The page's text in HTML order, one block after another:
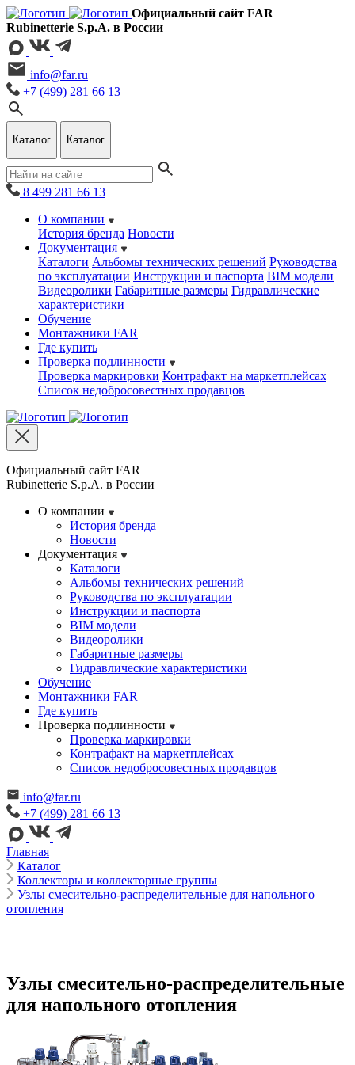
Официальный сайт FAR
Rubinetterie S.p.A. в России
info@far.ru
+7 (499) 281 66 13
Каталог Каталог
8 499 281 66 13
О компании
История бренда Новости
Документация
Каталоги Альбомы технических решений Руководства
по эксплуатации Инструкции и паспорта BIM модели
Видеоролики Габаритные размеры Гидравлические
характеристики
Обучение
Монтажники FAR
Где купить
Проверка подлинности
Проверка маркировки Контрафакт на маркетплейсах
Cписок недобросовестных продавцов
Официальный сайт FAR
Rubinetterie S.p.A. в России
О компании
История бренда
Новости
Документация
Каталоги
Альбомы технических решений
Руководства по эксплуатации
Инструкции и паспорта
BIM модели
Видеоролики
Габаритные размеры
Гидравлические характеристики
Обучение
Монтажники FAR
Где купить
Проверка подлинности
Проверка маркировки
Контрафакт на маркетплейсах
Cписок недобросовестных продавцов
info@far.ru
+7 (499) 281 66 13
Главная
Каталог
Коллекторы и коллекторные группы
Узлы смесительно-распределительные для напольного
отопления
Узлы смесительно-распределительные
для напольного отопления